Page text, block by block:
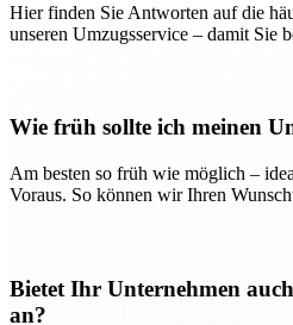
Hier finden Sie Antworten auf die
unseren Umzugsservice – damit Sie
Wie früh sollte ich meinen
Am besten so früh wie möglich –
Voraus. So können wir Ihren
Bietet Ihr Unternehmen
an?